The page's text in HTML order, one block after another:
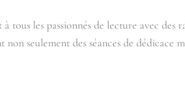
les passionnés de lecture avec des
seulement des séances de dédicace